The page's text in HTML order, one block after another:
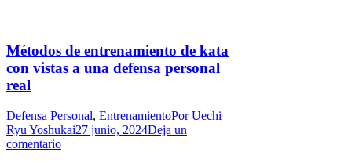
Métodos de entrenamiento de kata
con vistas a una defensa personal
real
Defensa Personal, EntrenamientoPorUechi
Ryu Yoshukai27 junio, 2024Deja un
comentario